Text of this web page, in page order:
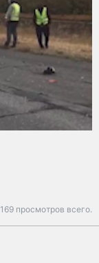
169 просмотров всего.